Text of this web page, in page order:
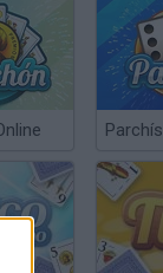
Parchís